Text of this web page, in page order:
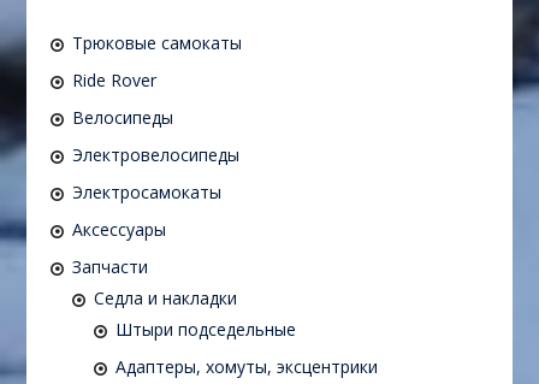
Трюковые самокаты
Ride Rover
Велосипеды
Электровелосипеды
Электросамокаты
Аксессуары
Запчасти
Седла и накладки
Штыри подседельные
Адаптеры, хомуты, эксцентрики